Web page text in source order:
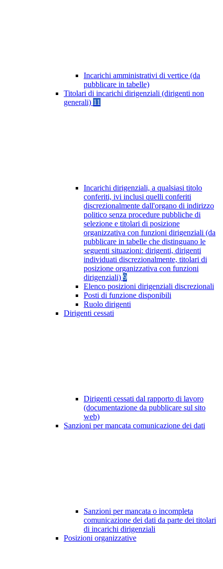
Incarichi amministrativi di vertice (da
pubblicare in tabelle)
Titolari di incarichi dirigenziali (dirigenti non
generali) 11
Incarichi dirigenziali, a qualsiasi titolo
conferiti, ivi inclusi quelli conferiti
discrezionalmente dall'organo di indirizzo
politico senza procedure pubbliche di
selezione e titolari di posizione
organizzativa con funzioni dirigenziali (da
pubblicare in tabelle che distinguano le
seguenti situazioni: dirigenti, dirigenti
individuati discrezionalmente, titolari di
posizione organizzativa con funzioni
dirigenziali) 9
Elenco posizioni dirigenziali discrezionali
Posti di funzione disponibili
Ruolo dirigenti
Dirigenti cessati
Dirigenti cessati dal rapporto di lavoro
(documentazione da pubblicare sul sito
web)
Sanzioni per mancata comunicazione dei dati
Sanzioni per mancata o incompleta
comunicazione dei dati da parte dei titolari
di incarichi dirigenziali
Posizioni organizzative